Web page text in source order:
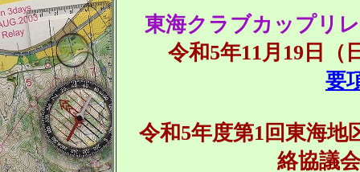
東海クラブカップリ
令和5年11月19日
要
令和5年度第1回東海
絡協議